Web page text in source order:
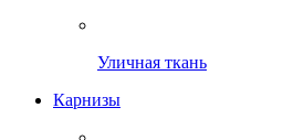
Уличная ткань
Карнизы